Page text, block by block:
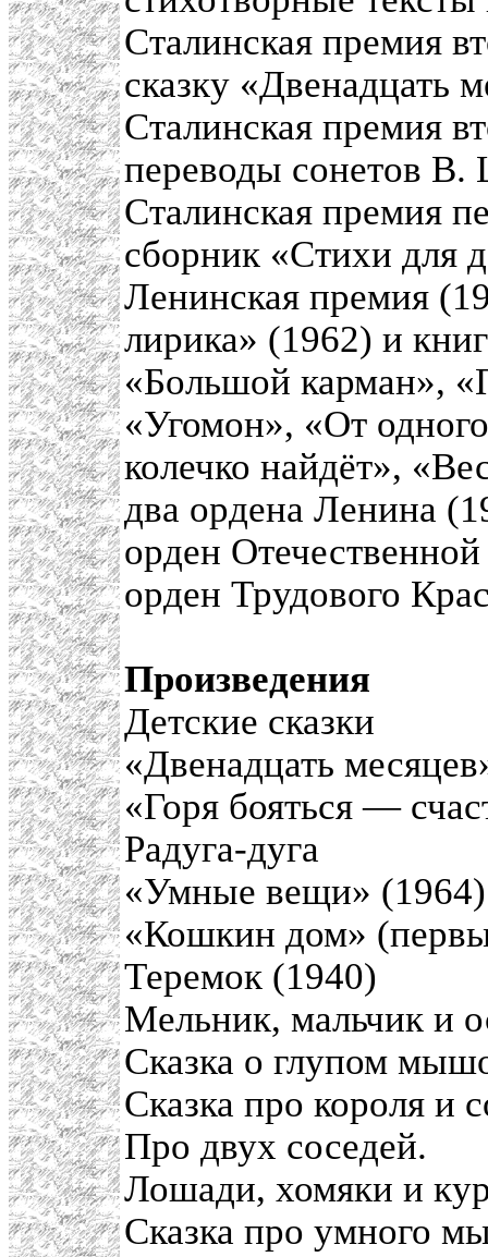
Сталинская премия
сказку «Двенадцать
Сталинская премия
переводы сонетов В.
Сталинская премия
сборник «Стихи для
Ленинская премия
лирика» (1962) и
«Большой карман»,
«Угомон», «От
колечко найдёт»,
два ордена Ленина
орден
орден Трудового
Произведения
Детские сказки
«Двенадцать
«Горя бояться —
Радуга-дуга
«Умные вещи» (1964)
«Кошкин дом»
Теремок (1940)
Мельник, мальчик и
Сказка о глупом
Сказка про короля и
Про двух соседей.
Лошади, хомяки и
Сказка про умного